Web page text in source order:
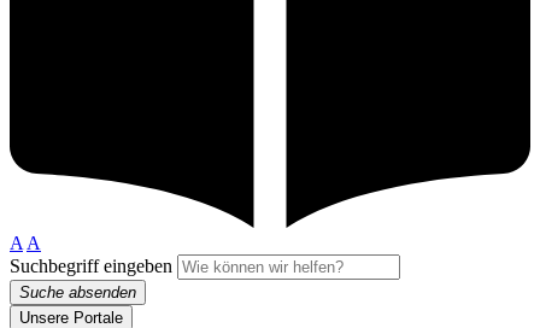
A A
Suchbegriff eingeben
Suche absenden
Unsere Portale